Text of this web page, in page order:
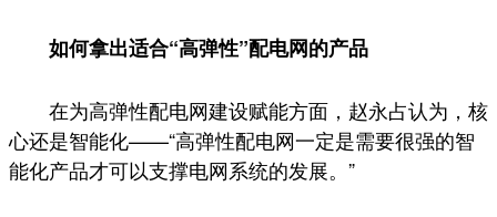
如何拿出适合“高弹性”配电网的产品
在为高弹性配电网建设赋能方面，赵永占认为，核
心还是智能化——“高弹性配电网一定是需要很强的智
能化产品才可以支撑电网系统的发展。”